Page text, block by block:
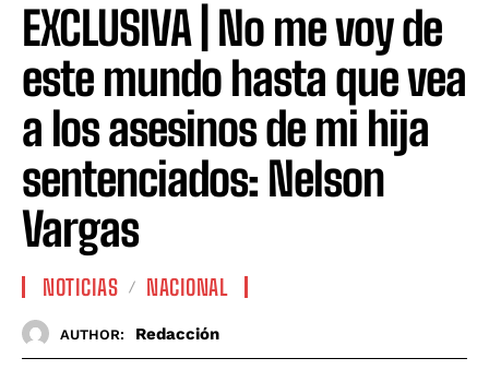
EXCLUSIVA | No me voy de
este mundo hasta que vea
a los asesinos de mi hija
sentenciados: Nelson
Vargas
NOTICIAS NACIONAL
AUTHOR: Redacción